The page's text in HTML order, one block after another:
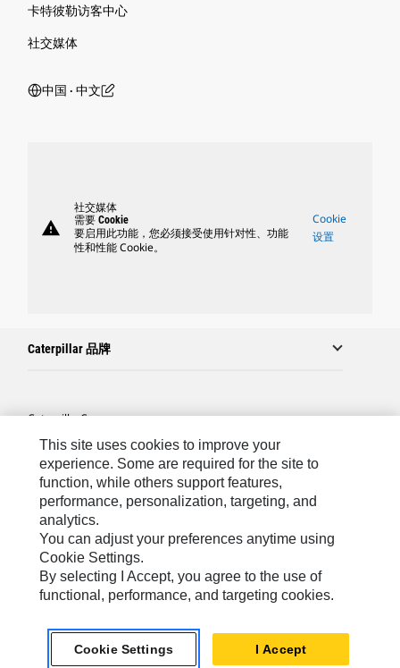
卡特彼勒访客中心
社交媒体
中国 ‧ 中文
warning
社交媒体
需要 Cookie
要启用此功能，您必须接受使用针对性、功能
性和性能 Cookie。
Cookie
设置
Caterpillar 品牌
Caterpillar.com
联系 Caterpillar
站点地图
Cookie Settings
法律
隐私
This site uses cookies to improve your
experience. Some are required for the site to
function, while others support features,
performance, personalization, targeting, and
analytics.
You can adjust your preferences anytime using
Cookie Settings.
By selecting I Accept, you agree to the use of
functional, performance, and targeting cookies.
Cookie Settings I Accept